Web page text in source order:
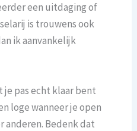
een uitdaging of
is trouwens ook
ik aanvankelijk
pas echt klaar bent
loge wanneer je open
anderen. Bedenk dat